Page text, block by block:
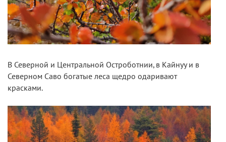
В Северной и Центральной Остроботнии, в Кайнуу и в
Северном Саво богатые леса щедро одаривают
красками.